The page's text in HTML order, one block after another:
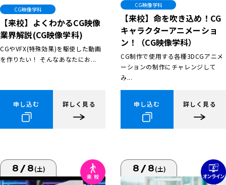
CG映像学科
【来校】よくわかるCG映像
業界解説(CG映像学科)
CGやVFX(特殊効果)を駆使した動画
を作りたい！ そんなあなたにお...
申し込む 詳しく見る
CG映像学科
【来校】命を吹き込め！CG
キャラクターアニメーショ
ン！（CG映像学科）
CG制作で使用する各種3DCGアニメ
ーションの制作にチャレンジして
み...
申し込む 詳しく見る
8/8(土) 8/8(土)